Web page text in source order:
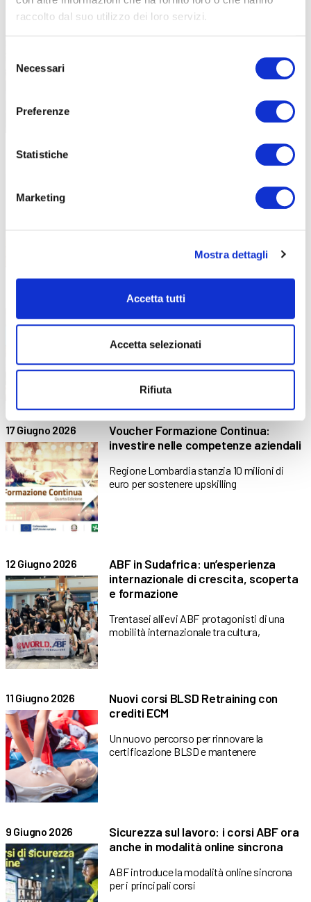
raccolto dal suo utilizzo dei loro servizi.
delNecessari
Preferenze
Statistiche
Marketing
Mostra dettagli
Accetta tutti
Accetta selezionati
Rifiuta
Un incontro in collaborazione con LILT
13 Luglio 2026
Sei diplomato all’ISISS di Gazzaniga?
Una nuova opportunità formativa nasce
Corsi gratuiti ASA e OSS: il bilancio
bergamasco
Il Programma FSE+ 2021-2027 ha offerto
nuove possibilità formative e
17 Giugno 2026
Voucher Formazione Continua:
investire nelle competenze aziendali
Regione Lombardia stanzia 10 milioni di
euro per sostenere upskilling
12 Giugno 2026
ABF in Sudafrica: un’esperienza
internazionale di crescita, scoperta
e formazione
Trentasei allievi ABF protagonisti di una
mobilità internazionale tra cultura,
11 Giugno 2026
Nuovi corsi BLSD Retraining con
crediti ECM
Un nuovo percorso per rinnovare la
certificazione BLSD e mantenere
9 Giugno 2026
Sicurezza sul lavoro: i corsi ABF ora
anche in modalità online sincrona
ABF introduce la modalità online sincrona
per i principali corsi